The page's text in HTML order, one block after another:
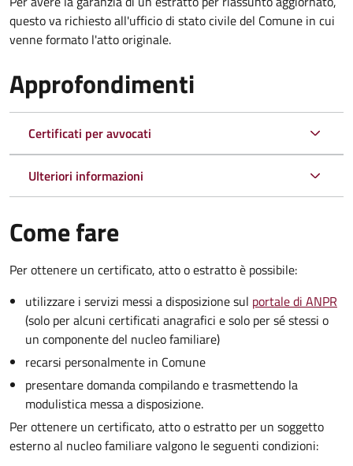
questo va richiesto all'ufficio di stato civile del Comune in cui
venne formato l'atto originale.
Approfondimenti
Certificati per avvocati
Ulteriori informazioni
Come fare
Per ottenere un certificato, atto o estratto è possibile:
utilizzare i servizi messi a disposizione sul portale di ANPR
(solo per alcuni certificati anagrafici e solo per sé stessi o
un componente del nucleo familiare)
recarsi personalmente in Comune
presentare domanda compilando e trasmettendo la
modulistica messa a disposizione.
Per ottenere un certificato, atto o estratto per un soggetto
esterno al nucleo familiare valgono le seguenti condizioni: